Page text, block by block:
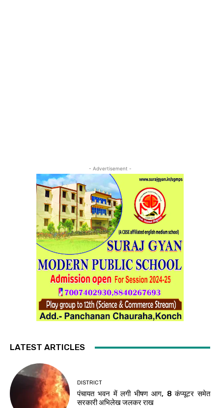
- Advertisement -
LATEST ARTICLES
DISTRICT
पंचायत भवन में लगी भीषण आग, 8 कंप्यूटर समेत
सरकारी अभिलेख जलकर राख